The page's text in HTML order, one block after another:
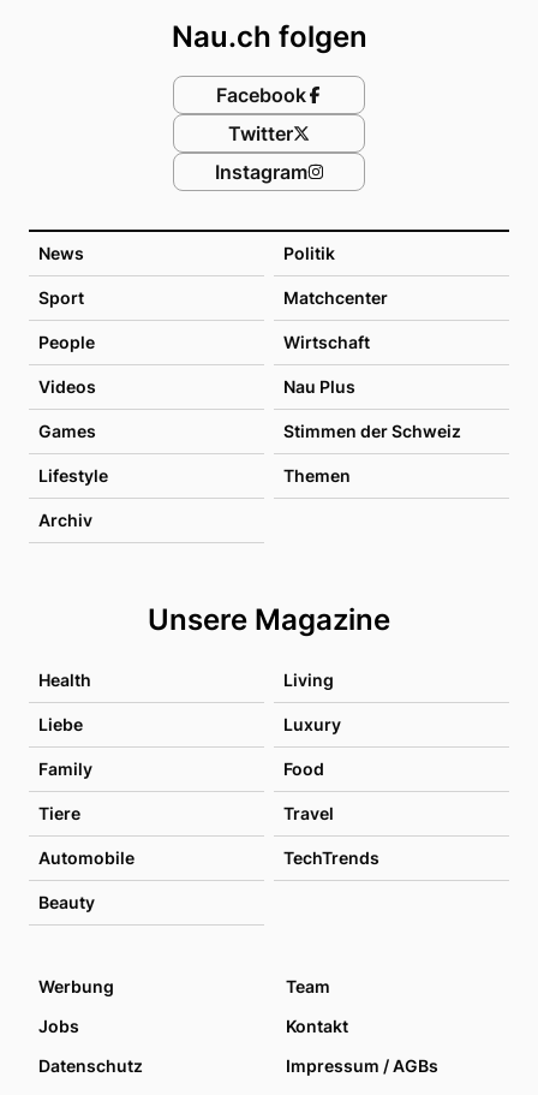
News Politik
Sport Matchcenter
People Wirtschaft
Videos Nau Plus
Games Stimmen der Schweiz
Lifestyle Themen
Archiv
Unsere Magazine
Health Living
Liebe Luxury
Family Food
Tiere Travel
Automobile TechTrends
Beauty
Nau.ch folgen
Facebook
Twitter
Instagram
Werbung
Team
Jobs
Kontakt
Datenschutz
Impressum / AGBs